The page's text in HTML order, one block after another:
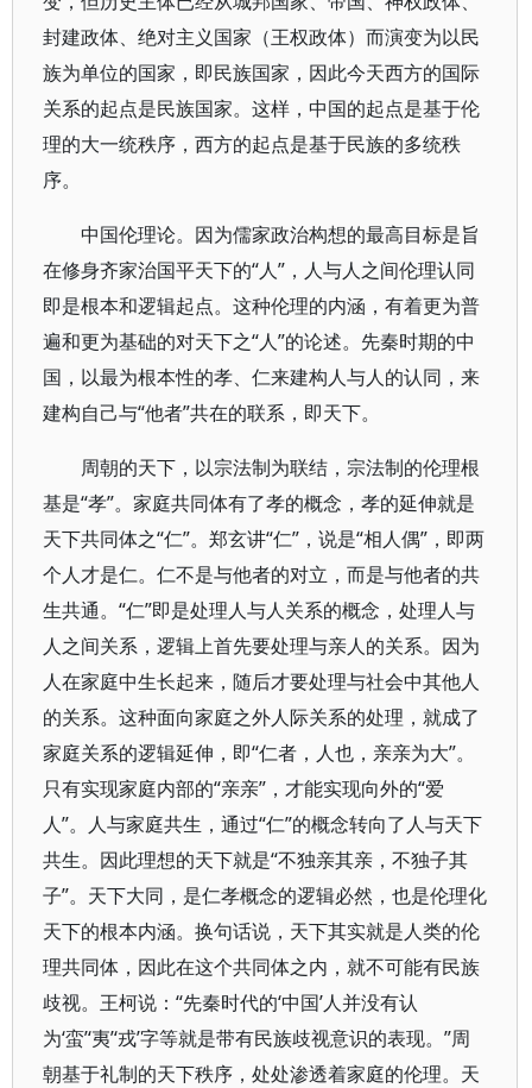
封建政体、绝对主义国家（王权政体）而演变为以民
族为单位的国家，即民族国家，因此今天西方的国际
关系的起点是民族国家。这样，中国的起点是基于伦
理的大一统秩序，西方的起点是基于民族的多统秩
序。
中国伦理论。因为儒家政治构想的最高目标是旨
在修身齐家治国平天下的“人”，人与人之间伦理认同
即是根本和逻辑起点。这种伦理的内涵，有着更为普
遍和更为基础的对天下之“人”的论述。先秦时期的中
国，以最为根本性的孝、仁来建构人与人的认同，来
建构自己与“他者”共在的联系，即天下。
周朝的天下，以宗法制为联结，宗法制的伦理根
基是“孝”。家庭共同体有了孝的概念，孝的延伸就是
天下共同体之“仁”。郑玄讲“仁”，说是“相人偶”，即两
个人才是仁。仁不是与他者的对立，而是与他者的共
生共通。“仁”即是处理人与人关系的概念，处理人与
人之间关系，逻辑上首先要处理与亲人的关系。因为
人在家庭中生长起来，随后才要处理与社会中其他人
的关系。这种面向家庭之外人际关系的处理，就成了
家庭关系的逻辑延伸，即“仁者，人也，亲亲为大”。
只有实现家庭内部的“亲亲”，才能实现向外的“爱
人”。人与家庭共生，通过“仁”的概念转向了人与天下
共生。因此理想的天下就是“不独亲其亲，不独子其
子”。天下大同，是仁孝概念的逻辑必然，也是伦理化
天下的根本内涵。换句话说，天下其实就是人类的伦
理共同体，因此在这个共同体之内，就不可能有民族
歧视。王柯说：“先秦时代的‘中国’人并没有认
为‘蛮’‘夷’‘戎’字等就是带有民族歧视意识的表现。”周
朝基于礼制的天下秩序，处处渗透着家庭的伦理。天